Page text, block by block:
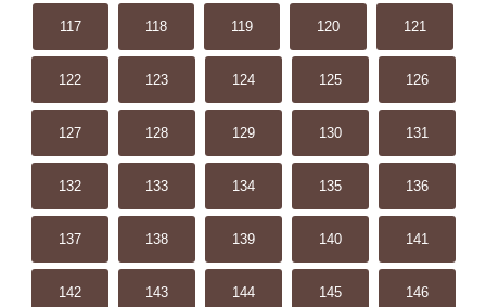
117 118 119 120 121
122 123 124 125 126
127 128 129 130 131
132 133 134 135 136
137 138 139 140 141
142 143 144 145 146